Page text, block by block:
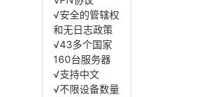
√安全的管辖权
和无日志政策
√43多个国家
160台服务器
√支持中文
√不限设备数量